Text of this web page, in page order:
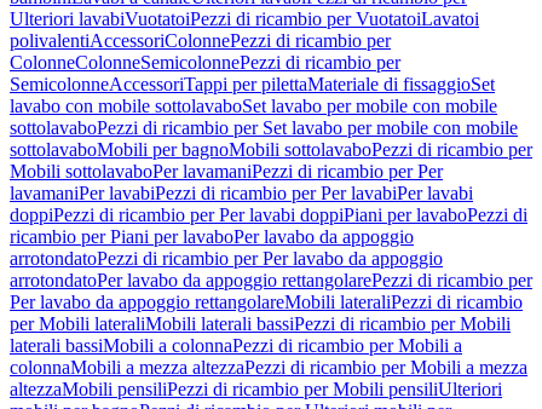
Ulteriori lavabiVuotatoiPezzi di ricambio per VuotatoiLavatoi
polivalentiAccessoriColonnePezzi di ricambio per
ColonneColonneSemicolonnePezzi di ricambio per
SemicolonneAccessoriTappi per pilettaMateriale di fissaggioSet
lavabo con mobile sottolavaboSet lavabo per mobile con mobile
sottolavaboPezzi di ricambio per Set lavabo per mobile con mobile
sottolavaboMobili per bagnoMobili sottolavaboPezzi di ricambio per
Mobili sottolavaboPer lavamaniPezzi di ricambio per Per
lavamaniPer lavabiPezzi di ricambio per Per lavabiPer lavabi
doppiPezzi di ricambio per Per lavabi doppiPiani per lavaboPezzi di
ricambio per Piani per lavaboPer lavabo da appoggio
arrotondatoPezzi di ricambio per Per lavabo da appoggio
arrotondatoPer lavabo da appoggio rettangolarePezzi di ricambio per
Per lavabo da appoggio rettangolareMobili lateraliPezzi di ricambio
per Mobili lateraliMobili laterali bassiPezzi di ricambio per Mobili
laterali bassiMobili a colonnaPezzi di ricambio per Mobili a
colonnaMobili a mezza altezzaPezzi di ricambio per Mobili a mezza
altezzaMobili pensiliPezzi di ricambio per Mobili pensiliUlteriori